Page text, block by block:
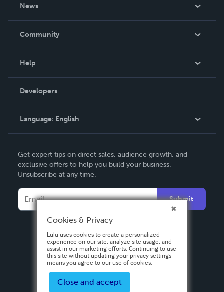
News
In The News
Community
Podcast
Help
Order Lookup
Knowledge Base
Contact Support
Developers
Language: English
Deutsch
Français
Italiano
Español
Get expert tips on direct sales, audience growth, and
exclusive offers to help you build your business.
Unsubscribe at any time.
Submit
Cookies & Privacy
Lulu uses cookies to create a personalized
experience on our site, analyze site usage, and
assist in our marketing efforts. Continuing to use
this site without updating your privacy settings
means you agree to our use of cookies.
Close and accept